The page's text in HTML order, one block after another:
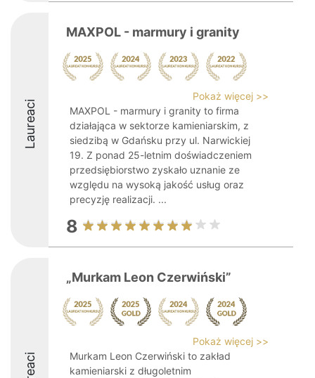
Laureaci
MAXPOL - marmury i granity
Pokaż więcej >>
MAXPOL - marmury i granity to firma
działająca w sektorze kamieniarskim, z
siedzibą w Gdańsku przy ul. Narwickiej
19. Z ponad 25-letnim doświadczeniem
przedsiębiorstwo zyskało uznanie ze
względu na wysoką jakość usług oraz
precyzję realizacji. ...
8
„Murkam Leon Czerwiński”
Pokaż więcej >>
Murkam Leon Czerwiński to zakład
kamieniarski z długoletnim